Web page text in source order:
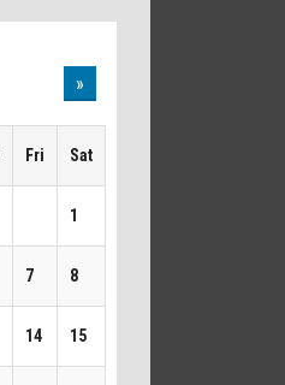
»
Fri Sat
1
7 8
14 15